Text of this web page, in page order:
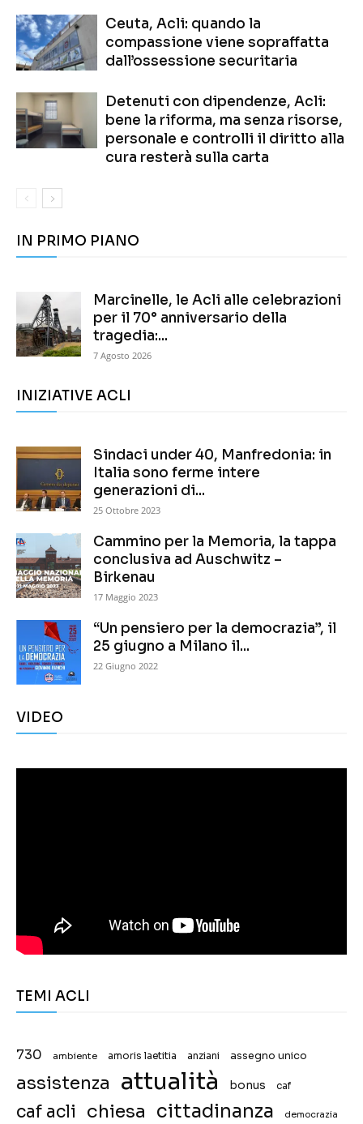
Ceuta, Acli: quando la
compassione viene sopraffatta
dall’ossessione securitaria
Detenuti con dipendenze, Acli:
bene la riforma, ma senza risorse,
personale e controlli il diritto alla
cura resterà sulla carta
IN PRIMO PIANO
Marcinelle, le Acli alle celebrazioni
per il 70° anniversario della
tragedia:...
7 Agosto 2026
INIZIATIVE ACLI
Sindaci under 40, Manfredonia: in
Italia sono ferme intere
generazioni di...
25 Ottobre 2023
Cammino per la Memoria, la tappa
conclusiva ad Auschwitz –
Birkenau
17 Maggio 2023
“Un pensiero per la democrazia”, il
25 giugno a Milano il...
22 Giugno 2022
VIDEO
TEMI ACLI
730 ambiente amoris laetitia anziani assegno unico
assistenza attualità bonus caf
caf acli chiesa cittadinanza democrazia